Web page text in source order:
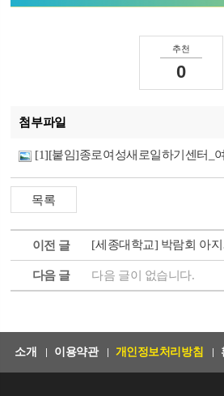
추천
0
첨부파일
[1][붙임]종로여성새로일하기센터_
이전 글 [세종
다음 글 다음 글이 없습니다.
소개 이용약관 개인정보처리방침